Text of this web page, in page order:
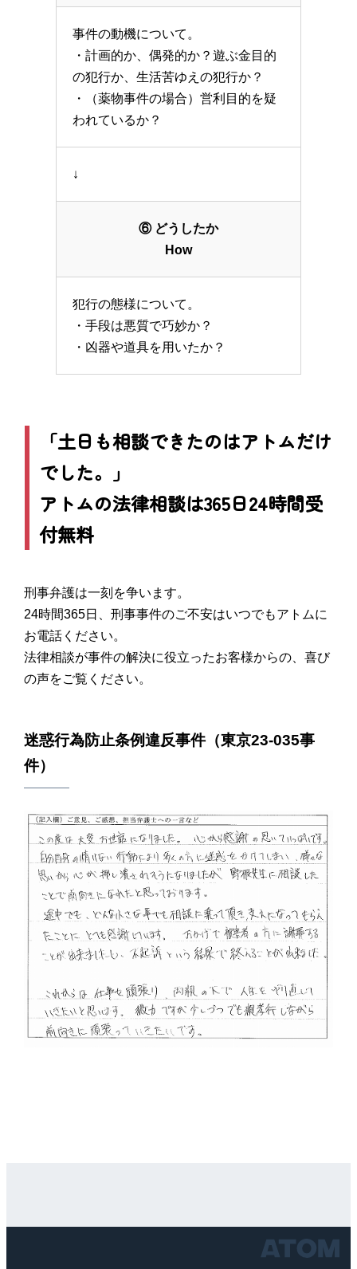
事件の動機について。
・計画的か、偶発的か？遊ぶ金目的
の犯行か、生活苦ゆえの犯行か？
・（薬物事件の場合）営利目的を疑
われているか？
↓
⑥ どうしたか
How
犯行の態様について。
・手段は悪質で巧妙か？
・凶器や道具を用いたか？
「土日も相談できたのはアトムだけ
でした。」
アトムの法律相談は365日24時間受
付無料
刑事弁護は一刻を争います。
24時間365日、刑事事件のご不安はいつでもアトムに
お電話ください。
法律相談が事件の解決に役立ったお客様からの、喜び
の声をご覧ください。
迷惑行為防止条例違反事件（東京23-035事
件）